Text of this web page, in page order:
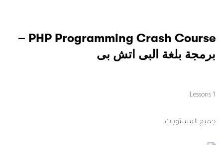
abdelrahman Mohamed
35,000 $